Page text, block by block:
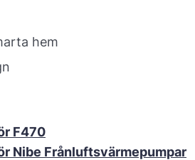
hem
F470
Nibe Frånluftsvärmepumpar